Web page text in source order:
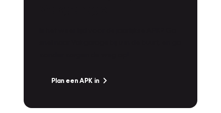
Plan een APK in